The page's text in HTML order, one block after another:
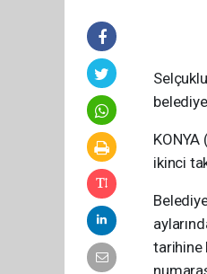
KONYA
ikinci
tarihine